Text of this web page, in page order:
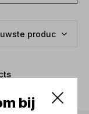
bij